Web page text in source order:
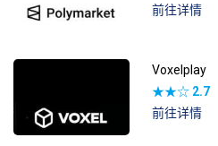
前往详情
Voxelplay
★★☆ 2.7
前往详情